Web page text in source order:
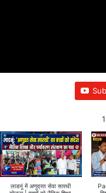
1
लाडनूं में अणुव्रत सेवा सारथी